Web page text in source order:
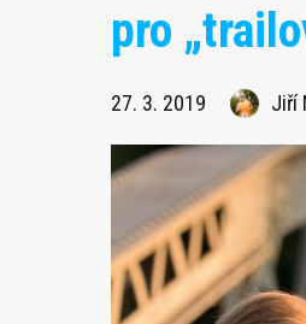
pro
27. 3. 2019 Jiří